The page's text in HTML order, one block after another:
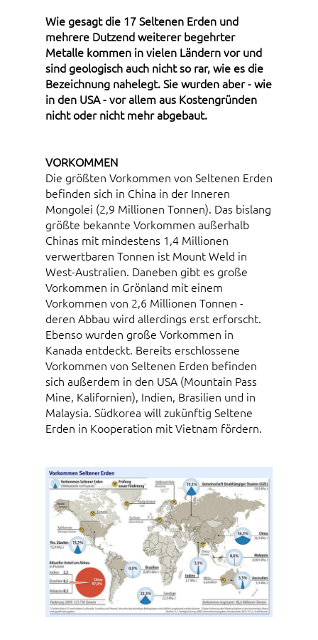
Wie gesagt die 17 Seltenen Erden und
mehrere Dutzend weiterer begehrter
Metalle kommen in vielen Ländern vor und
sind geologisch auch nicht so rar, wie es die
Bezeichnung nahelegt. Sie wurden aber - wie
in den USA - vor allem aus Kostengründen
nicht oder nicht mehr abgebaut.
VORKOMMEN
Die größten Vorkommen von Seltenen Erden
befinden sich in China in der Inneren
Mongolei (2,9 Millionen Tonnen). Das bislang
größte bekannte Vorkommen außerhalb
Chinas mit mindestens 1,4 Millionen
verwertbaren Tonnen ist Mount Weld in
West-Australien. Daneben gibt es große
Vorkommen in Grönland mit einem
Vorkommen von 2,6 Millionen Tonnen -
deren Abbau wird allerdings erst erforscht.
Ebenso wurden große Vorkommen in
Kanada entdeckt. Bereits erschlossene
Vorkommen von Seltenen Erden befinden
sich außerdem in den USA (Mountain Pass
Mine, Kalifornien), Indien, Brasilien und in
Malaysia. Südkorea will zukünftig Seltene
Erden in Kooperation mit Vietnam fördern.